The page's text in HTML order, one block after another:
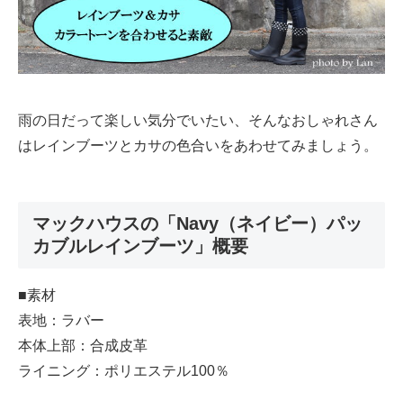
雨の日だって楽しい気分でいたい、そんなおしゃれさん
はレインブーツとカサの色合いをあわせてみましょう。
マックハウスの「Navy（ネイビー）パッ
カブルレインブーツ」概要
■素材
表地：ラバー
本体上部：合成皮革
ライニング：ポリエステル100％